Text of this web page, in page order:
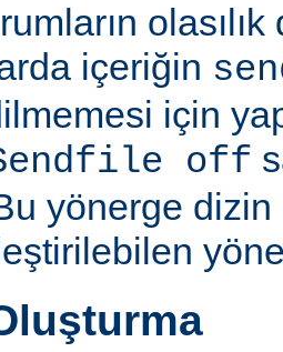
içeriğin
için
off
yönerge